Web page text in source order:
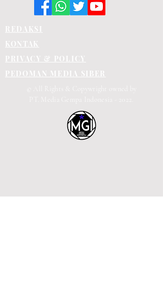
REDAKSI
KONTAK
PRIVACY & POLICY
PEDOMAN MEDIA SIBER
PT. Media Gempa Indonesia - 2022.